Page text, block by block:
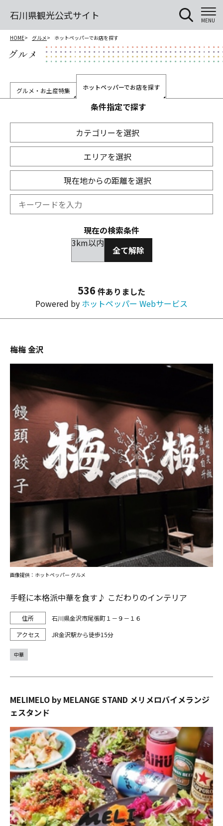
石川県観光公式サイト MENU
HOME グルメ ホットペッパーでお店を探す
グルメ
グルメ・お土産特集 ホットペッパーでお店を探す
条件指定で探す
カテゴリーを選択
エリアを選択
現在地からの距離を選択
現在の検索条件
3km以内
全て解除
536 件ありました
Powered by ホットペッパー Webサービス
梅梅 金沢
手軽に本格派中華を食す♪ こだわりのインテリア
石川県金沢市尾張町１－９－１６
JR金沢駅から徒歩15分
画像提供：ホットペッパー グルメ
中華
MELIMELO by MELANGE STAND メリメロバイメランジ
ェスタンド